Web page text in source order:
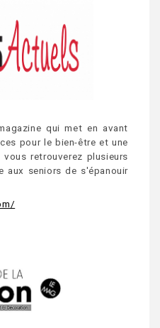
qui met en avant
pour le bien-être et une
retrouverez plusieurs
aux seniors de s'épanouir